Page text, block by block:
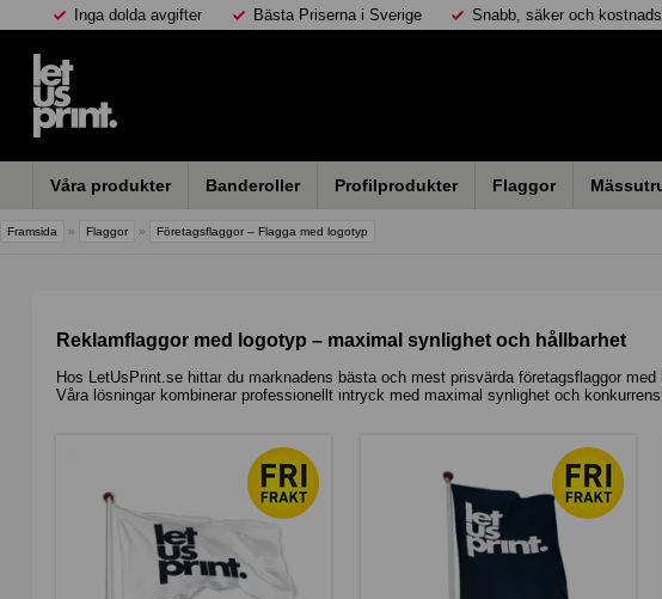
Inga dolda avgifter Bästa Priserna i Sverige Snabb, säker och
Våra produkter Banderoller Profilprodukter Flaggor
Framsida » Flaggor » Företagsflaggor – Flagga med logotyp
Reklamflaggor med logotyp – maximal synlighet och hållbarhet
Hos LetUsPrint.sehittar du marknadens bästa och mest prisvärda företagsflaggor
Våra lösningar kombinerar professionellt intryck med maximal synlighet och